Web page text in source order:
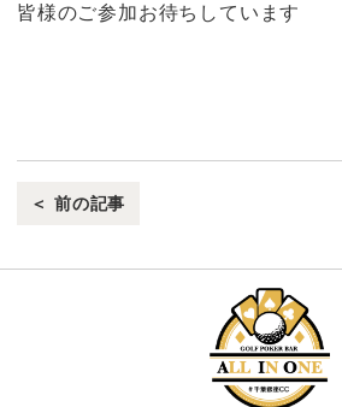
皆様のご参加お待ちしています
＜ 前の記事